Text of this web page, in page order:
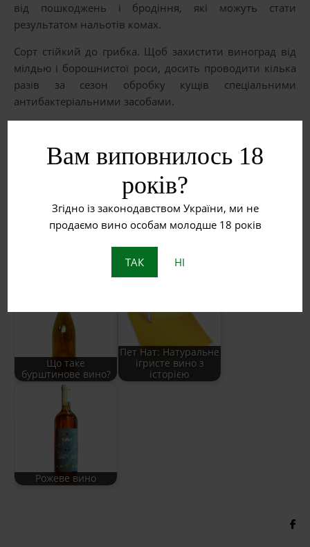
Вам виповнилось 18
років?
Згідно із законодавством України, ми не
продаємо вино особам молодше 18 років
ТАК НІ
від пошкоджень і бродіння, які можуть стати
результатом нальотів комах.
Сорт стійкий до грибка. Щоб захистити виноград від
мілдью і борошнистої роси, досить проводити кілька
разів за сезон обробку кущів спеціальними
антибактеріальними засобами.
Схоже:
Що таке
бурштинове вино?
Пет Нат: Натуральне
ігристе вино з
історією
Рожеве вино